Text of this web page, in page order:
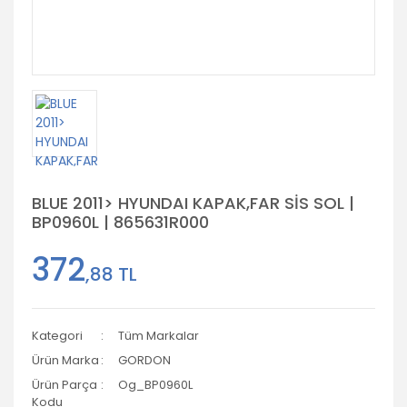
BLUE 2011> HYUNDAI KAPAK,FAR SİS SOL |
BP0960L | 865631R000
372,88 TL
Kategori
Tüm Markalar
Ürün Marka
GORDON
Ürün Parça
Kodu
Og_BP0960L